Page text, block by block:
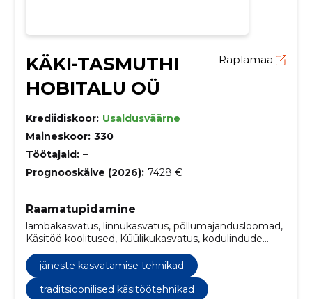
KÄKI-TASMUTHI
HOBITALU OÜ
Raplamaa
Krediidiskoor: Usaldusväärne
Maineskoor: 330
Töötajaid: –
Prognooskäive (2026): 7428 €
Raamatupidamine
lambakasvatus, linnukasvatus, põllumajandusloomad,
Käsitöö koolitused, Küülikukasvatus, kodulindude
tootmisfarm, põllumajandusloomade aretus, käsitöö
koolitus töötoad
jäneste kasvatamise tehnikad
traditsioonilised käsitöötehnikad